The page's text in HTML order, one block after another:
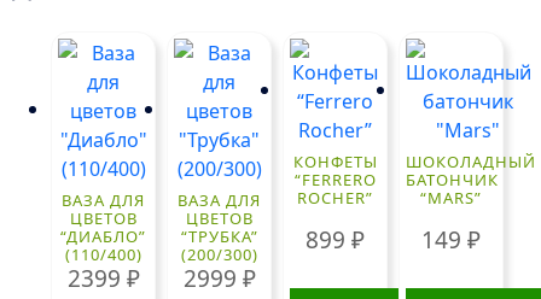
ВАЗА ДЛЯ
ЦВЕТОВ
“ДИАБЛО”
(110/400)
2399 ₽
ВАЗА ДЛЯ
ЦВЕТОВ
“ТРУБКА”
(200/300)
2999 ₽
КОНФЕТЫ
“FERRERO
ROCHER”
899₽
ШОКОЛАДНЫЙ
БАТОНЧИК
“MARS”
149₽